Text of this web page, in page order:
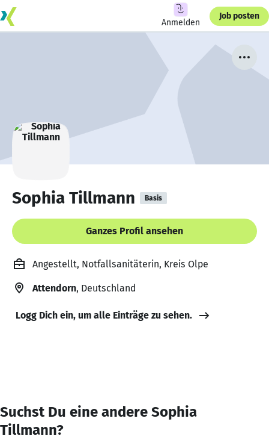
Anmelden
Job posten
Sophia Tillmann Basis
Ganzes Profil ansehen
Angestellt, Notfallsanitäterin, Kreis Olpe
Attendorn, Deutschland
Logg Dich ein, um alle Einträge zu sehen.
Suchst Du eine andere Sophia
Tillmann?